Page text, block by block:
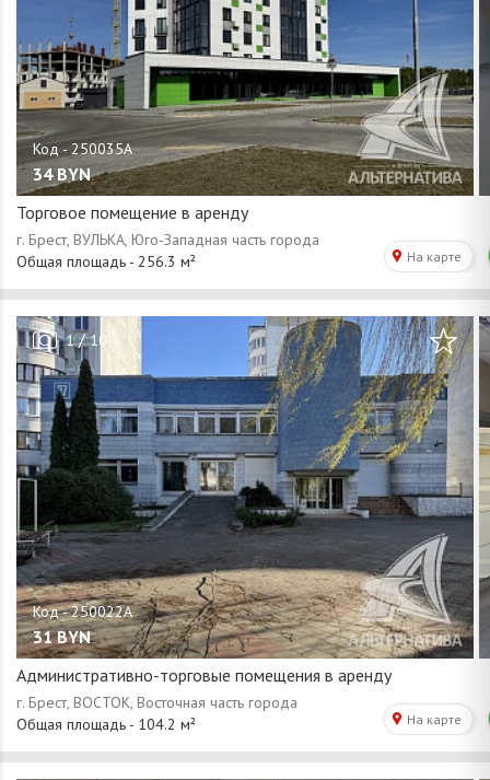
34 BYN
Торговое помещение в аренду
1/10
31 BYN
Административно-торговые помещения в аренду